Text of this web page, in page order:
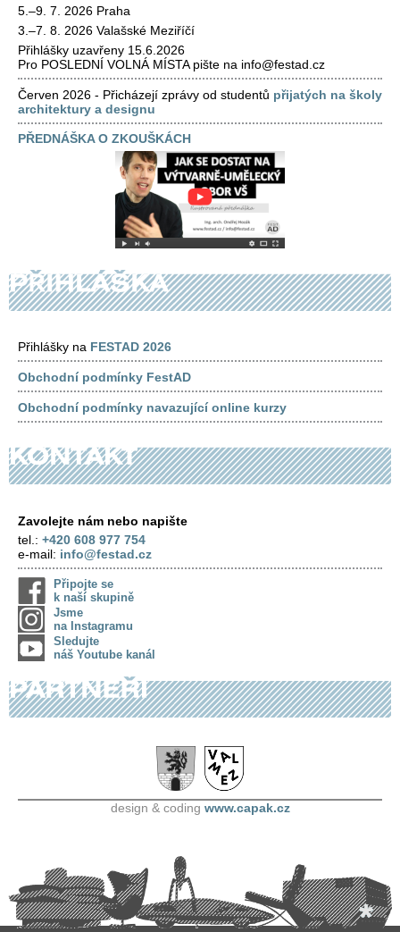
5.–9. 7. 2026 Praha
3.–7. 8. 2026 Valašské Meziříčí
Přihlášky uzavřeny 15.6.2026
Pro POSLEDNÍ VOLNÁ MÍSTA pište na info@festad.cz
Červen 2026 - Přicházejí zprávy od studentů přijatých na školy
architektury a designu
PŘEDNÁŠKA O ZKOUŠKÁCH
Přihlášky na FESTAD 2026
Obchodní podmínky FestAD
Obchodní podmínky navazující online kurzy
Zavolejte nám nebo napište
tel.: +420 608 977 754
e-mail: info@festad.cz
Připojte se
k naší skupině
Jsme
na Instagramu
Sledujte
náš Youtube kanál
design & coding www.capak.cz